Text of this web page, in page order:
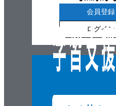
第6章 ごみを燃やす仕組み
6.1 計量機
6.2 プラットホーム
6.3 投入扉
6.4 ごみピット
6.7 ストーカの機能
会員登録
ログイン